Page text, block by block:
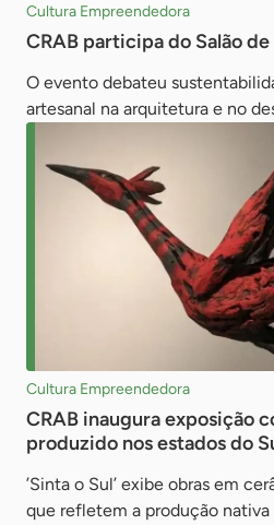
Cultura Empreendedora
CRAB participa do Salão
O evento debateu
artesanal na arquitetura e no
Cultura Empreendedora
CRAB inaugura exposição
produzido nos estados do
’Sinta o Sul’ exibe obras em
que refletem a produção